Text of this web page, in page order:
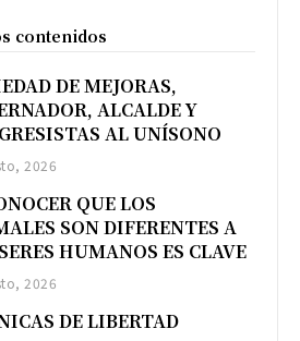
contenidos
DE MEJORAS,
ALCALDE Y
AL UNÍSONO
2026
QUE LOS
SON DIFERENTES A
HUMANOS ES CLAVE
2026
DE LIBERTAD